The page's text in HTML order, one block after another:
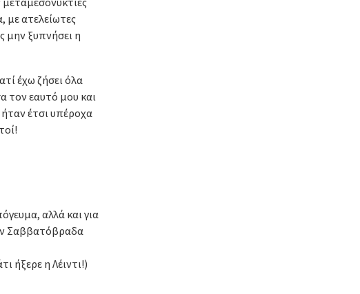
με ατελείωτες
μην ξυπνήσει η
έχω ζήσει όλα
τον εαυτό μου και
ήταν έτσι υπέροχα
αλλά και για
Σαββατόβραδα
ήξερε η Λέιντι!)